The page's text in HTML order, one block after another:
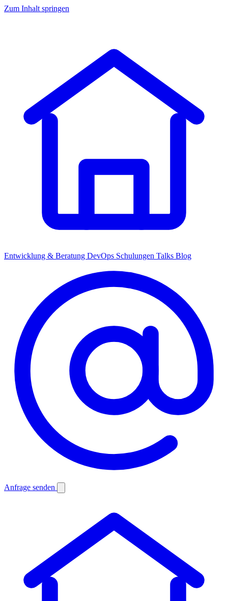
Zum Inhalt springen
Entwicklung & Beratung DevOps Schulungen Talks Blog
Anfrage senden